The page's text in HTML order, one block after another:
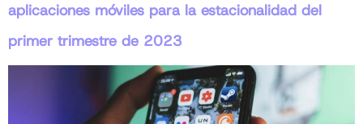
aplicaciones móviles para la estacionalidad del
primer trimestre de 2023